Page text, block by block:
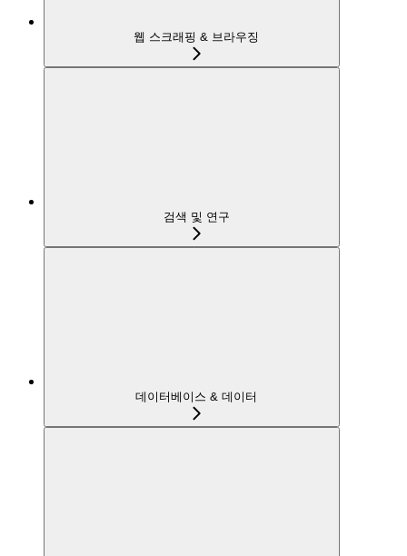
웹 스크래핑 & 브라우징
검색 및 연구
데이터베이스 & 데이터